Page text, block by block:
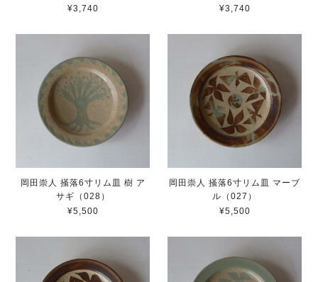
¥3,740
¥3,740
岡田崇人 掻落6寸リム皿 樹 ア
サギ（028）
¥5,500
岡田崇人 掻落6寸リム皿 マーブ
ル（027）
¥5,500